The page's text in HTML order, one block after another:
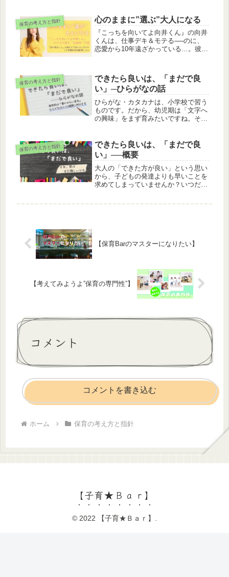
です。保育所保育指針の視点から、子
どもの“表現”を見つめ直します。
保育の考え方と指針 心のままに”選ぶ”大人になる
『こっちを向いてよ向井くん』の向井
くんは、仕事デキ＆モテる──のに、
恋愛から10年遠ざかっている…。彼
ん？こういう人、どこかで見た気がす
るような…。「自分の心のままに"選
ぶ"大人になる」には、何が大事なの
でしょう？一緒に考えてみましょう
保育の考え方と指針
できたら良いは、「まだで良
い」─ひらがなの話
ひらがな・カタカナは、小学校で習う
ものです。だから、幼児期は「文字へ
の興味」をまず育みたいですね。その
保育の考え方と指針
できたら良いは、「まだで良
い」──概要
大人の「できた方が良い」という思い
から、子どもの発達よりも早いことを
求めてしまっていませんか？いつだっ
【保育Barのマスターになりたい】
【考えてみようよ”保育の専門性”】
コメント
コメントを書き込む
ホーム 保育の考え方と指針
【子育★Ｂａｒ】
© 2022 【子育★Ｂａｒ】.